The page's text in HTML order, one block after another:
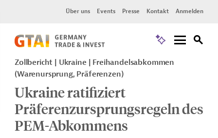
Über uns Events Presse Kontakt Anmelden
Zollbericht Ukraine
Freihandelsabkommen
(Warenursprung, Präferenzen)
Ukraine ratifiziert
Präferenzursprungsregeln des
PEM-Abkommens